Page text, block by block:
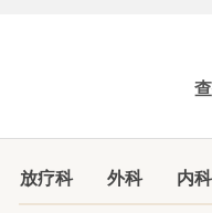
放疗科 外科 内科